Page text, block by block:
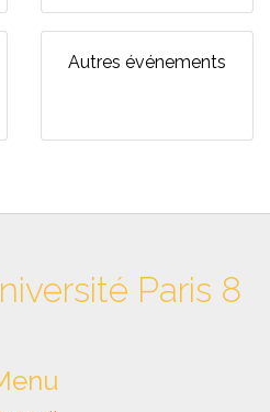
Autres événements
Paris 8